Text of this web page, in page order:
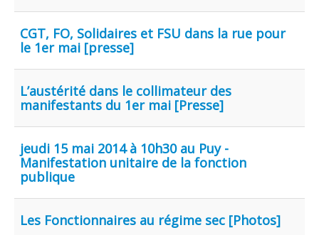
CGT, FO, Solidaires et FSU dans la rue pour
le 1er mai [presse]
L’austérité dans le collimateur des
manifestants du 1er mai [Presse]
jeudi 15 mai 2014 à 10h30 au Puy -
Manifestation unitaire de la fonction
publique
Les Fonctionnaires au régime sec [Photos]